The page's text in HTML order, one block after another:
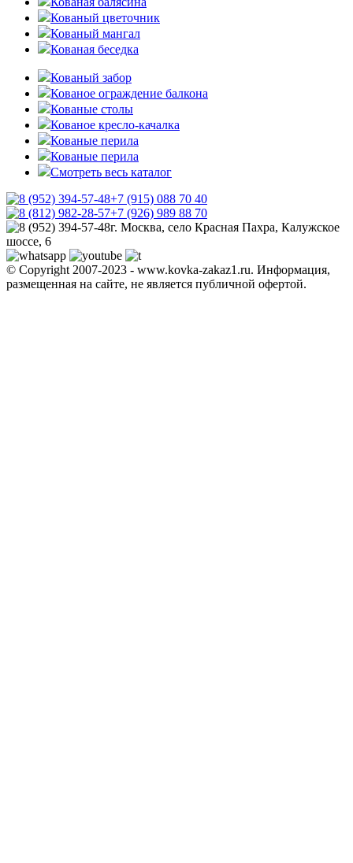
Кованый цветочник
Кованый мангал
Кованая беседка
Кованый забор
Кованое ограждение балкона
Кованые столы
Кованое кресло-качалка
Кованые перила
Кованые перила
Смотреть весь каталог
+7 (915) 088 70 40
+7 (926) 989 88 70
г. Москва, село Красная Пахра, Калужское
шоссе, 6
© Copyright 2007-2023 - www.kovka-zakaz1.ru. Информация,
размещенная на сайте, не является публичной офертой.